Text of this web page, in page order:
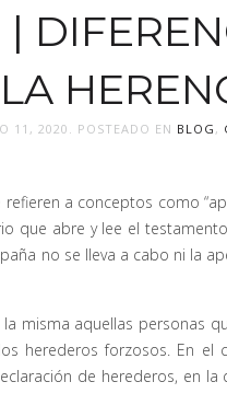
|
11, 2020 . POSTEADO EN BLOG ,
a conceptos como
que abre y lee el
no se lleva a cabo ni la
misma aquellas personas
herederos forzosos. En el
de herederos, en